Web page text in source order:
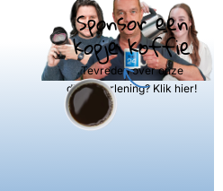
Sponsor een
kopje koffie
Tevreden over onze
dienstverlening? Klik hier!